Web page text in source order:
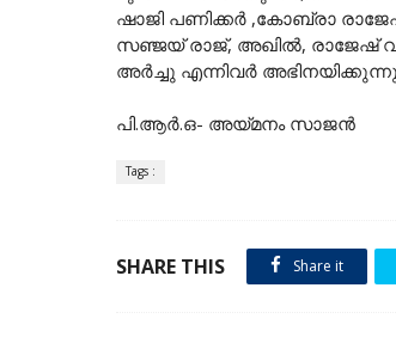
ഷാജി പണിക്കർ ,കോബ്രാ
സഞ്ജയ് രാജ്, അഖിൽ, രാജേഷ്
അർച്ചു എന്നിവർ
പി.ആർ.ഒ- അയ്മനം സാജൻ
Tags :
SHARE THIS Share it